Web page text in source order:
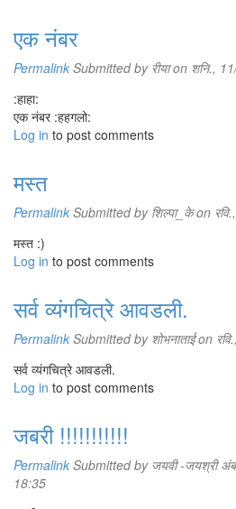
एक नंबर
Permalink Submitted by रीयाon शनि.,
:हाहा:
एक नंबर :हहगलो:
Log in to post comments
मस्त
Permalink Submitted by शिल्पा_केon
मस्त :)
Log in to post comments
सर्व व्यंगचित्रे आवडली.
Permalink Submitted by शोभनाताईon
सर्व व्यंगचित्रे आवडली.
Log in to post comments
जबरी !!!!!!!!!!!
Permalink Submitted by जयवी -जयश्री
18:35